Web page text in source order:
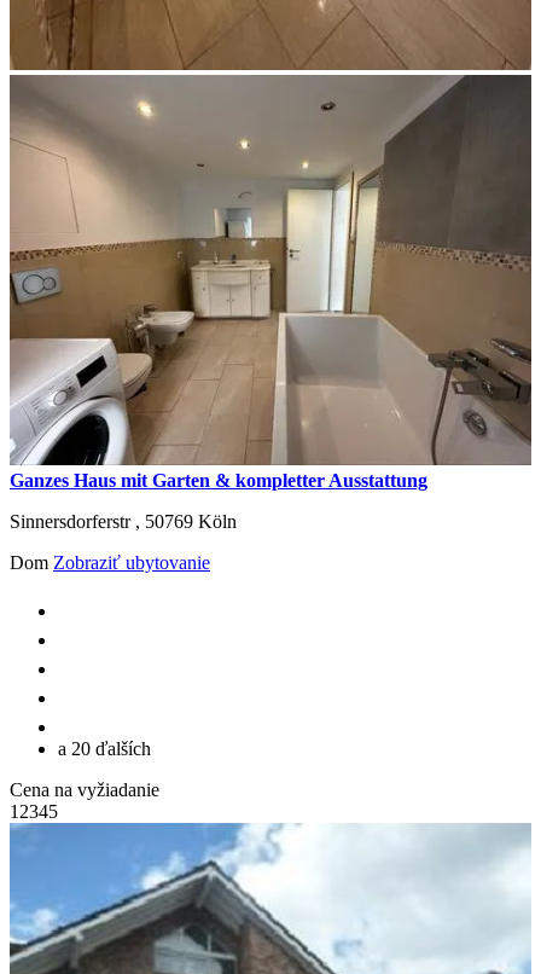
Ganzes Haus mit Garten & kompletter Ausstattung
Sinnersdorferstr , 50769 Köln
Dom Zobraziť ubytovanie
a 20 ďalších
Cena na vyžiadanie
12345